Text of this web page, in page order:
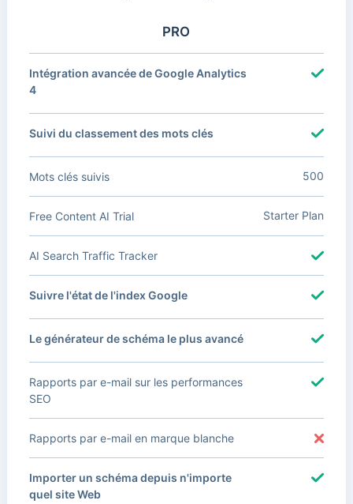
PRO
Intégration avancée de Google Analytics
4
Suivi du classement des mots clés
Mots clés suivis 500
Free Content AI Trial Starter Plan
AI Search Traffic Tracker
Suivre l'état de l'index Google
Le générateur de schéma le plus avancé
Rapports par e-mail sur les performances
SEO
Rapports par e-mail en marque blanche
Importer un schéma depuis n'importe
quel site Web